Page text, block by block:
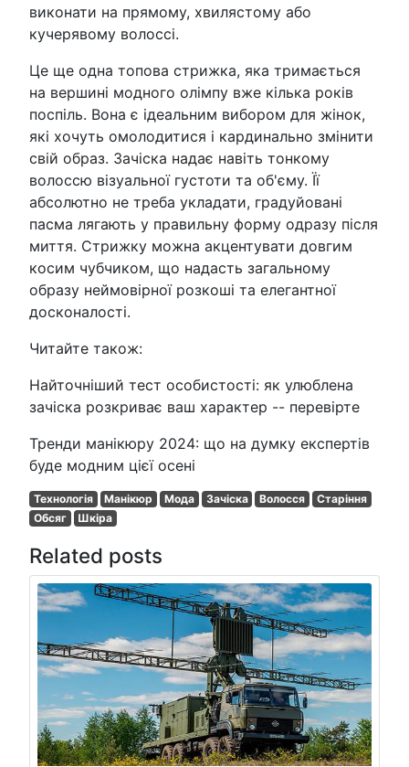
виконати на прямому, хвилястому або
кучерявому волоссі.
Це ще одна топова стрижка, яка тримається
на вершині модного олімпу вже кілька років
поспіль. Вона є ідеальним вибором для жінок,
які хочуть омолодитися і кардинально змінити
свій образ. Зачіска надає навіть тонкому
волоссю візуальної густоти та об'єму. Її
абсолютно не треба укладати, градуйовані
пасма лягають у правильну форму одразу після
миття. Стрижку можна акцентувати довгим
косим чубчиком, що надасть загальному
образу неймовірної розкоші та елегантної
досконалості.
Читайте також:
Найточніший тест особистості: як улюблена
зачіска розкриває ваш характер -- перевірте
Тренди манікюру 2024: що на думку експертів
буде модним цієї осені
Технологія Манікюр Мода Зачіска Волосся
Старіння
Обсяг
Шкіра
Related posts